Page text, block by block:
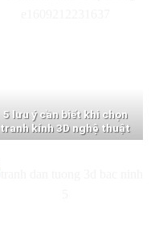
5 lưu ý cần biết khi chọn
tranh kính 3D nghệ thuật